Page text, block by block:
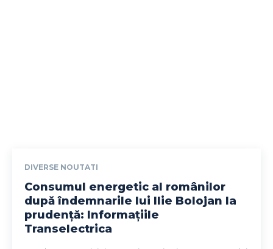
DIVERSE NOUTATI
Consumul energetic al românilor
după îndemnarile lui Ilie Bolojan la
prudență: Informațiile
Transelectrica